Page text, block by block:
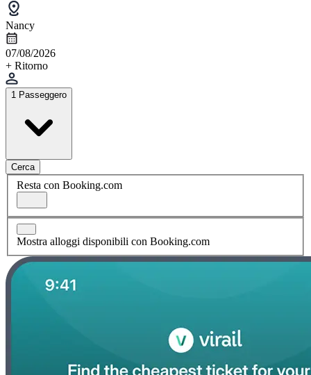
Nancy
07/08/2026
+ Ritorno
1 Passeggero
Cerca
Resta con Booking.com
Mostra alloggi disponibili con Booking.com